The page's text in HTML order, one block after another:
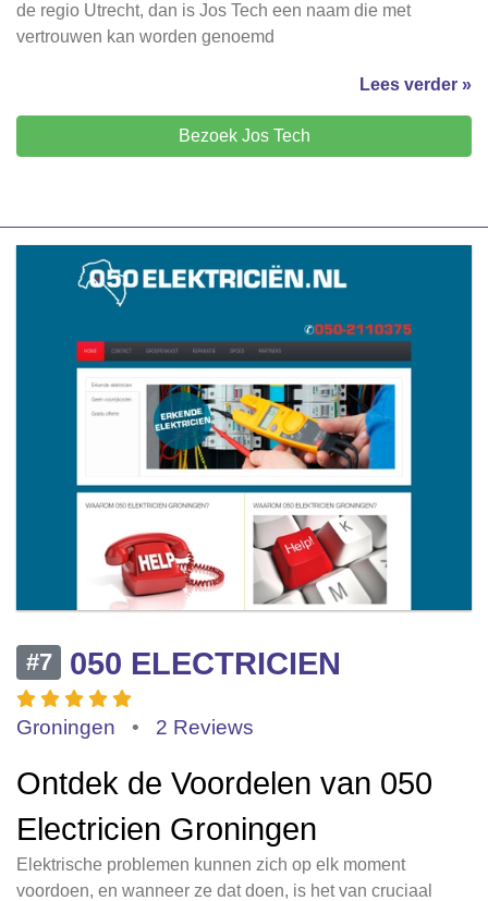
de regio Utrecht, dan is Jos Tech een naam die met
vertrouwen kan worden genoemd
Lees verder »
Bezoek Jos Tech
#7 050 ELECTRICIEN
Groningen • 2 Reviews
Ontdek de Voordelen van 050
Electricien Groningen
Elektrische problemen kunnen zich op elk moment
voordoen, en wanneer ze dat doen, is het van cruciaal